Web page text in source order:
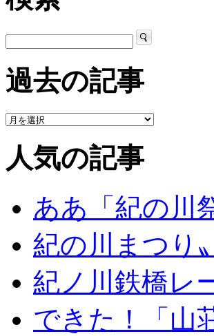
過去の記事
人気の記事
ああ「紀の川
紀の川まつり
紀ノ川鉄橋レ
できた！「山